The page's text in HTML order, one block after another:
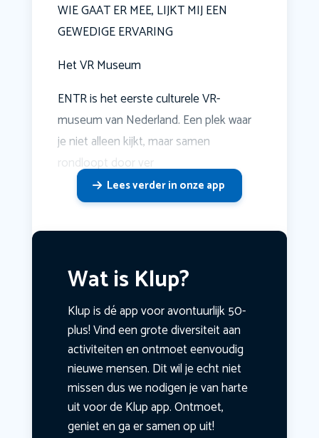
WIE GAAT ER MEE, LIJKT MIJ EEN
GEWEDIGE ERVARING
Het VR Museum
ENTR is het eerste culturele VR-
museum van Nederland. Een plek waar
je niet alleen kijkt, maar samen
rondloopt door ver
Lees verder in onze app
Wat is Klup?
Klup is dé app voor avontuurlijk 50-
plus! Vind een grote diversiteit aan
activiteiten en ontmoet eenvoudig
nieuwe mensen. Dit wil je echt niet
missen dus we nodigen je van harte
uit voor de Klup app. Ontmoet,
geniet en ga er samen op uit!